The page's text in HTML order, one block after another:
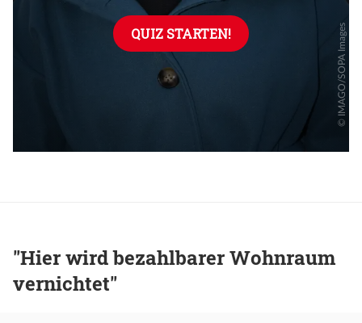
"Hier wird bezahlbarer Wohnraum
vernichtet"